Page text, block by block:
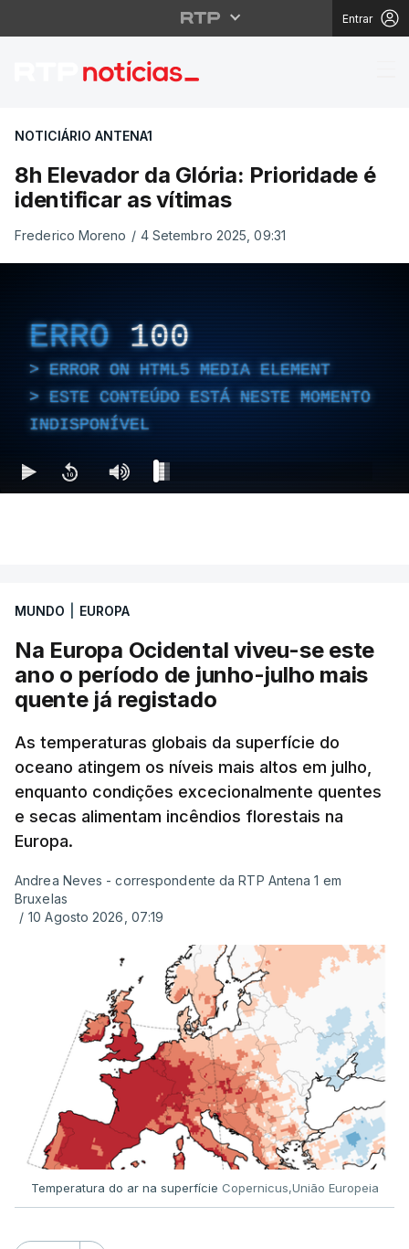
Entrar
8h Elevador da
NOTICIÁRIO ANTENA1
8h Elevador da Glória: Prioridade é
identificar as vítimas
Frederico Moreno / 4 Setembro 2025, 09:31
ERRO 100
ERROR ON HTML5 MEDIA ELEMENT
ESTE CONTEÚDO ESTÁ NESTE MOMENTO
INDISPONÍVEL
MUNDO EUROPA
Na Europa Ocidental viveu-se este
ano o período de junho-julho mais
quente já registado
As temperaturas globais da superfície do
oceano atingem os níveis mais altos em julho,
enquanto condições excecionalmente quentes
e secas alimentam incêndios florestais na
Europa.
Andrea Neves - correspondente da RTP Antena 1 em
Bruxelas
/ 10 Agosto 2026, 07:19
Temperatura do ar na superfície Copernicus,União Europeia